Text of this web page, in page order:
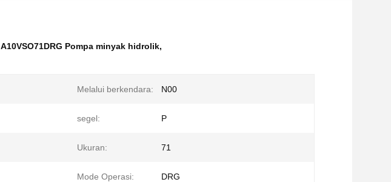
A10VSO71DRG Pompa minyak hidrolik,
Melalui berkendara: N00
segel: P
Ukuran: 71
Mode Operasi: DRG